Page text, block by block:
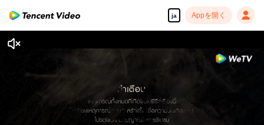
ja Appを開く